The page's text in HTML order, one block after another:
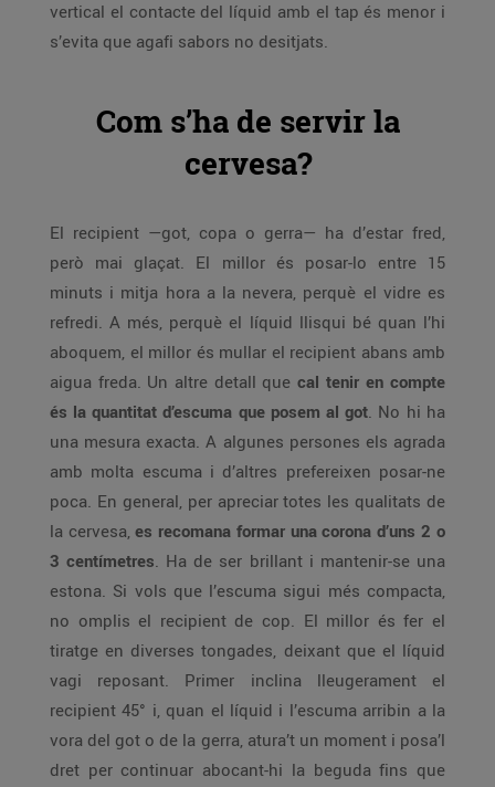
vertical el contacte del líquid amb el tap és menor i
s’evita que agafi sabors no desitjats.
Com s’ha de servir la
cervesa?
El recipient —got, copa o gerra— ha d’estar fred,
però mai glaçat. El millor és posar-lo entre 15
minuts i mitja hora a la nevera, perquè el vidre es
refredi. A més, perquè el líquid llisqui bé quan l’hi
aboquem, el millor és mullar el recipient abans amb
aigua freda. Un altre detall que cal tenir en compte
és la quantitat d’escuma que posem al got. No hi ha
una mesura exacta. A algunes persones els agrada
amb molta escuma i d’altres prefereixen posar-ne
poca. En general, per apreciar totes les qualitats de
la cervesa, es recomana formar una corona d’uns 2 o
3 centímetres. Ha de ser brillant i mantenir-se una
estona. Si vols que l’escuma sigui més compacta,
no omplis el recipient de cop. El millor és fer el
tiratge en diverses tongades, deixant que el líquid
vagi reposant. Primer inclina lleugerament el
recipient 45° i, quan el líquid i l’escuma arribin a la
vora del got o de la gerra, atura’t un moment i posa’l
dret per continuar abocant-hi la beguda fins que